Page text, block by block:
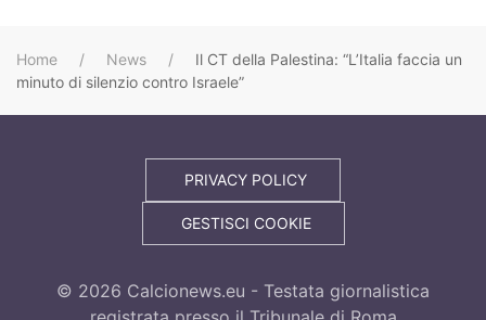
Home News
Il CT della Palestina: “L’Italia faccia un
minuto di silenzio contro Israele”
PRIVACY POLICY
GESTISCI COOKIE
© 2026 Calcionews.eu - Testata giornalistica